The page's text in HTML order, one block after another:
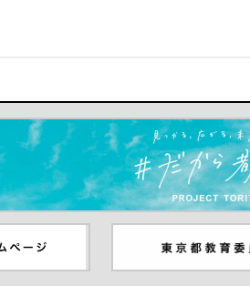
ます）
ウが開きます）